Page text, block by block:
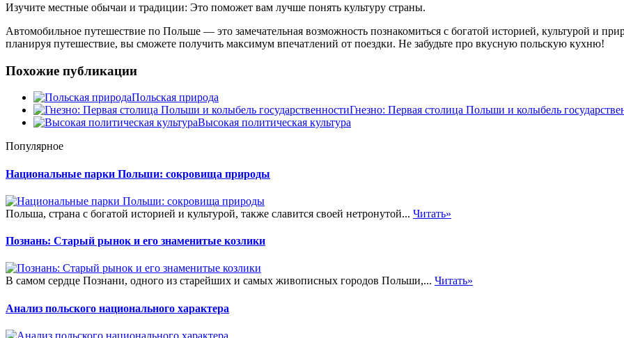
Изучите местные обычаи и традиции: Это поможет вам лучше понять культуру страны.
Автомобильное путешествие по Польше — это замечательная возможность познакомиться с богатой историей, культурой и
планируя путешествие, вы сможете получить максимум впечатлений от поездки. Не забудьте про вкусную польскую кухню!
Похожие публикации
Польская природа
Гнезно: Первая столица Польши и колыбель
Высокая политическая культура
Популярное
Национальные парки Польши: сокровища природы
Польша, страна с богатой историей и культурой, также славится своей нетронутой... Читать»
Познань: Старый рынок и его знаменитые козлики
В самом сердце Познани, одного из старейших и самых живописных городов Польши,... Читать»
Анализ польского национального характера